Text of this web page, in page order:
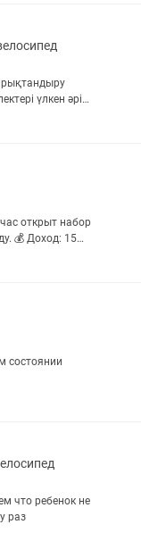
000– 610...
үлкен әрі
жүруге
车
15
🚶🚲🚗
состоянии
что ребенок не
раз